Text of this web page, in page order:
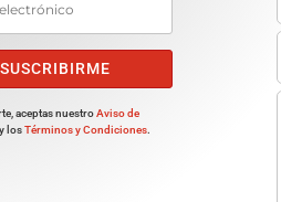
SUSCRIBIRME
aceptas nuestroAviso de
y losTérminos y Condiciones.